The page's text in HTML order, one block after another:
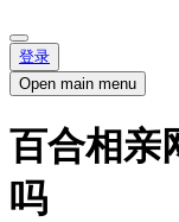
登录
Open main menu
百合相亲
吗